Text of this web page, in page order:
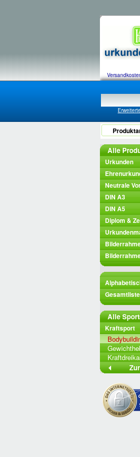
Alle
Urkunden
Neutrale
DIN A3
DIN A5
Diplom &
Gesamtliste
Alle
Kraftsport